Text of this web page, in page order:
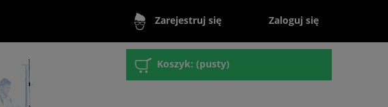
Zarejestruj się Zaloguj się
Koszyk: (pusty)